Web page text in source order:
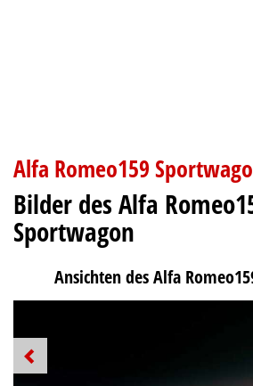
Alfa Romeo159
Bilder des Alfa
Sportwagon
Ansichten des Alfa